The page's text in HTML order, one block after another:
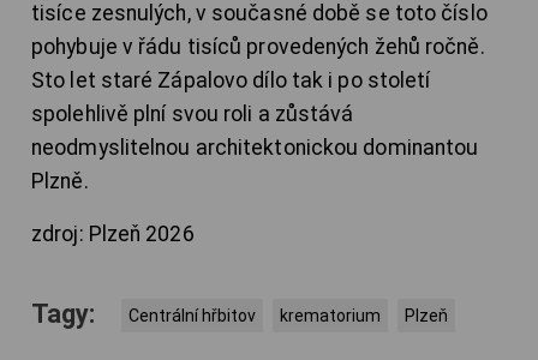
tisíce zesnulých, v současné době se toto číslo
pohybuje v řádu tisíců provedených žehů ročně.
Sto let staré Zápalovo dílo tak i po století
spolehlivě plní svou roli a zůstává
neodmyslitelnou architektonickou dominantou
Plzně.
zdroj: Plzeň 2026
Tagy: Centrální hřbitov krematorium Plzeň